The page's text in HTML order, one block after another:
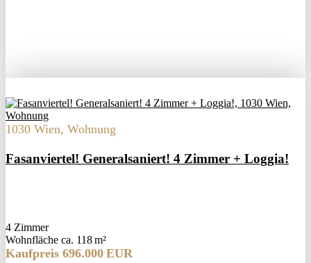
1030 Wien, Wohnung
Fasanviertel! Generalsaniert! 4 Zimmer + Loggia!
4 Zimmer
Wohnfläche ca. 118 m²
Kaufpreis 696.000 EUR